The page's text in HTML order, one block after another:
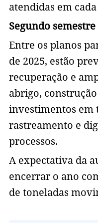
atendidas em
Segundo semestre
Entre os planos
de 2025, estão
recuperação e
abrigo,
investimentos em
rastreamento e
processos.
A expectativa da
encerrar o ano
de toneladas